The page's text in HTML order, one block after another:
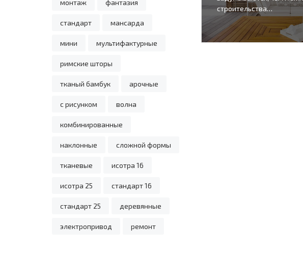
монтаж фантазия
стандарт мансарда
мини мультифактурные
римские шторы
тканый бамбук арочные
с рисунком волна
комбинированные
наклонные сложной формы
тканевые исотра 16
исотра 25 стандарт 16
стандарт 25 деревянные
электропривод ремонт
строительства…